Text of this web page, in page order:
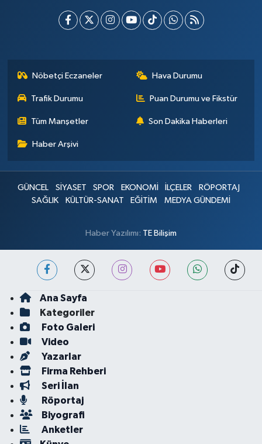
Nöbetçi Eczaneler Hava Durumu
Trafik Durumu Puan Durumu ve Fikstür
Tüm Manşetler Son Dakika Haberleri
Haber Arşivi
GÜNCEL SİYASET SPOR EKONOMİ İLÇELER
RÖPORTAJ
SAĞLIK
KÜLTÜR-SANAT EĞİTİM MEDYA GÜNDEMİ
Haber Yazılımı: TE Bilişim
Ana Sayfa
Kategoriler
Foto Galeri
Video
Yazarlar
Firma Rehberi
Seri İlan
Röportaj
Biyografi
Anketler